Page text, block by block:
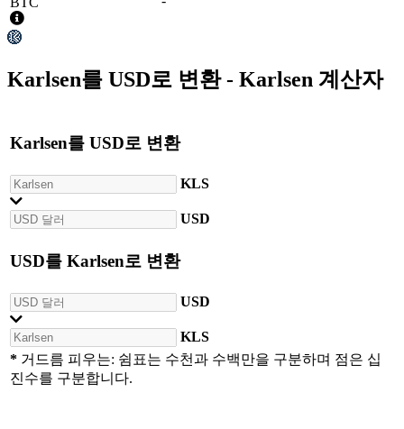
Karlsen를 USD로 변환 - Karlsen 계산자
Karlsen를 USD로 변환
KLS
USD
USD를 Karlsen로 변환
USD
KLS
* 거드름 피우는: 쉼표는 수천과 수백만을 구분하며 점은 십
진수를 구분합니다.